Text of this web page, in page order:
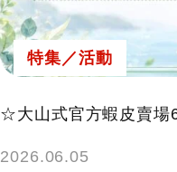
特集／活動
☆大山式官方蝦皮賣
2026.06.05